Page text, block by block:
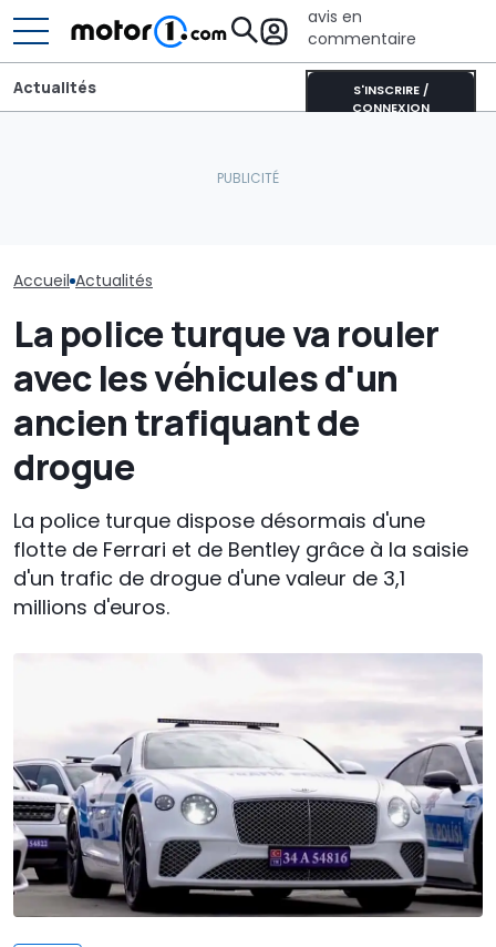
avis en
commentaire
S'INSCRIRE /
CONNEXION
Actualités
Accueil Actualités
La police turque va rouler
avec les véhicules d'un
ancien trafiquant de
drogue
La police turque dispose désormais d'une
flotte de Ferrari et de Bentley grâce à la saisie
d'un trafic de drogue d'une valeur de 3,1
millions d'euros.